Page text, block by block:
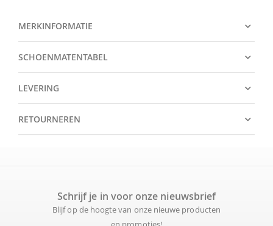
MERKINFORMATIE
SCHOENMATENTABEL
LEVERING
RETOURNEREN
Schrijf je in voor onze nieuwsbrief
Blijf op de hoogte van onze nieuwe producten